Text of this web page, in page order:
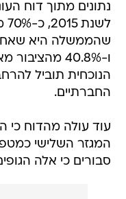
נתונים מתוך דוח
שהממשלה היא
ו-40.8%
הנוכחית תוביל
החברתיים.
עוד עולה מהדוח כי
סבורים כי אלה